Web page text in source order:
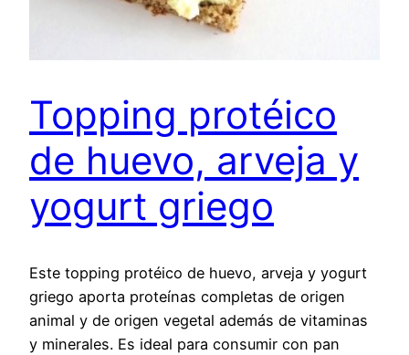
Topping protéico
de huevo, arveja y
yogurt griego
Este topping protéico de huevo, arveja y yogurt
griego aporta proteínas completas de origen
animal y de origen vegetal además de vitaminas
y minerales. Es ideal para consumir con pan